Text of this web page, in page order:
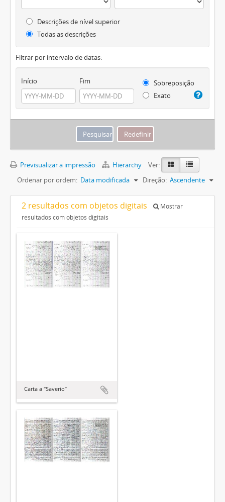
Descrições de nível superior
Todas as descrições
Filtrar por intervalo de datas:
Início Fim
Sobreposição
Exato
Previsualizar a impressão Hierarchy
Ver:
Ordenar por ordem: Data modificada Direção: Ascendente
2 resultados com objetos digitais
Mostrar
resultados com objetos digitais
Carta a “Saverio”